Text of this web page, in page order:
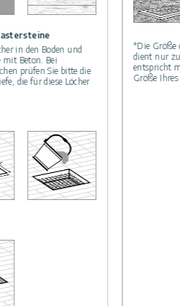
in den Boden und
mit Beton. Bei
prüfen Sie bitte die
die für diese Löcher
*Die Größe
dient nur
entspricht
Größe